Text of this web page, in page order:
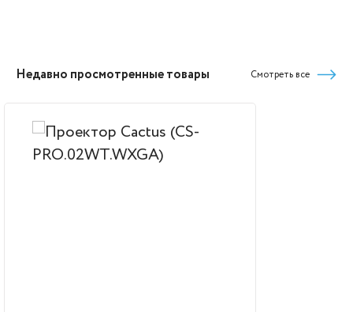
Недавно просмотренные товары Смотреть все